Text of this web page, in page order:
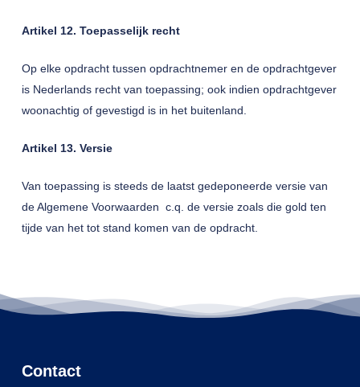
Artikel 12. Toepasselijk recht
Op elke opdracht tussen opdrachtnemer en de opdrachtgever
is Nederlands recht van toepassing; ook indien opdrachtgever
woonachtig of gevestigd is in het buitenland.
Artikel 13. Versie
Van toepassing is steeds de laatst gedeponeerde versie van
de Algemene Voorwaarden c.q. de versie zoals die gold ten
tijde van het tot stand komen van de opdracht.
Contact